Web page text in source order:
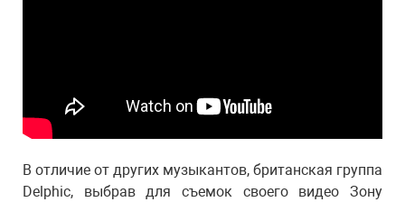
В отличие от других музыкантов, британская группа
Delphic, выбрав для съемок своего видео Зону